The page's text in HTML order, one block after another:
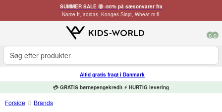
SUMMER SALE 🤩 -50% på sæsonvarer fra
Name It, adidas, Konges Sløjd, Wheat m.fl.
0 0
Altid gratis fragt i Danmark
💳 GRATIS børnepengekredit ⚡ HURTIG levering
Forside Brands